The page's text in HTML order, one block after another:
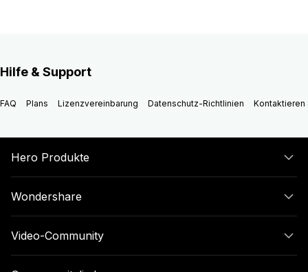
Hilfe & Support
FAQ Plans Lizenzvereinbarung Datenschutz-Richtlinien Kontaktieren
Hero Produkte
Wondershare
Video-Community